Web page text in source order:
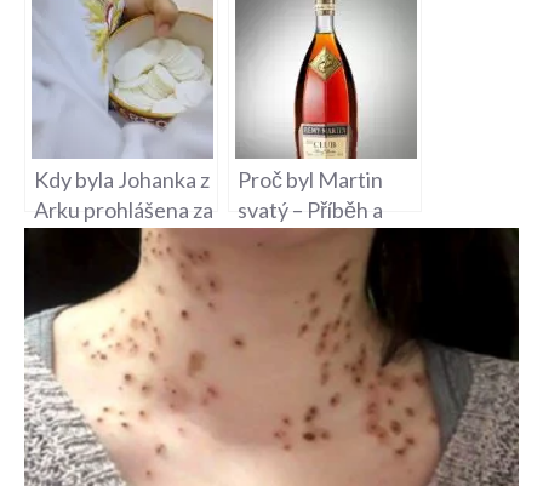
Anniky
svatých
Kdy byla Johanka z
Arku prohlášena za
Kanonizace
Francouzské
Hrdinky
Proč byl Martin
svatý – Příběh a
Svatý Martin